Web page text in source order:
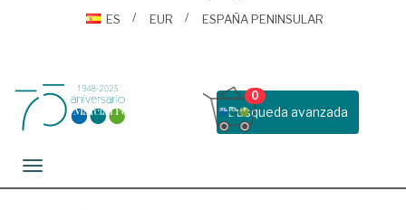
ES
EUR ESPAÑA PENINSULAR
Busqueda avanzada
0
Toggle navigation